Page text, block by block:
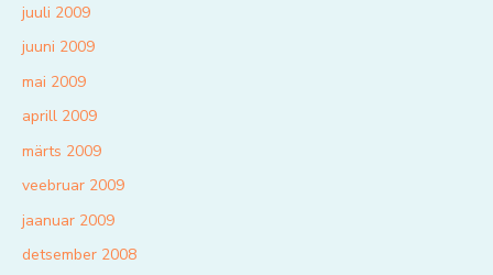
juuli 2009
juuni 2009
mai 2009
aprill 2009
märts 2009
veebruar 2009
jaanuar 2009
detsember 2008